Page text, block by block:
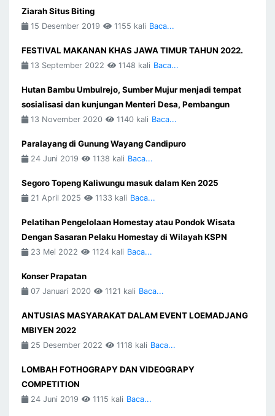
Ziarah Situs Biting
15 Desember 2019 1155 kali Baca...
FESTIVAL MAKANAN KHAS JAWA TIMUR TAHUN 2022.
13 September 2022 1148 kali Baca...
Hutan Bambu Umbulrejo, Sumber Mujur menjadi tempat
sosialisasi dan kunjungan Menteri Desa, Pembangun
13 November 2020 1140 kali Baca...
Paralayang di Gunung Wayang Candipuro
24 Juni 2019 1138 kali Baca...
Segoro Topeng Kaliwungu masuk dalam Ken 2025
21 April 2025 1133 kali Baca...
Pelatihan Pengelolaan Homestay atau Pondok Wisata
Dengan Sasaran Pelaku Homestay di Wilayah KSPN
23 Mei 2022 1124 kali Baca...
Konser Prapatan
07 Januari 2020 1121 kali Baca...
ANTUSIAS MASYARAKAT DALAM EVENT LOEMADJANG
MBIYEN 2022
25 Desember 2022 1118 kali Baca...
LOMBAH FOTHOGRAPY DAN VIDEOGRAPY
COMPETITION
24 Juni 2019 1115 kali Baca...